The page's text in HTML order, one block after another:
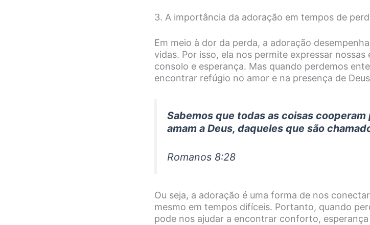
3. A importância da adoração em tempos de
Em meio à dor da perda, a adoração
vidas. Por isso, ela nos permite expressar
consolo e esperança. Mas quando perdemos
encontrar refúgio no amor e na presença de
Sabemos que todas as coisas
amam a Deus, daqueles que são
Romanos 8:28
Ou seja, a adoração é uma forma de nos
mesmo em tempos difíceis. Portanto, quando
pode nos ajudar a encontrar conforto,